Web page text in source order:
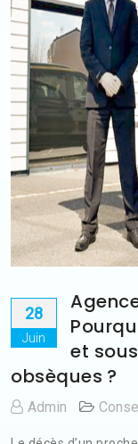
28
Juin
et
obsèques ?
Admin